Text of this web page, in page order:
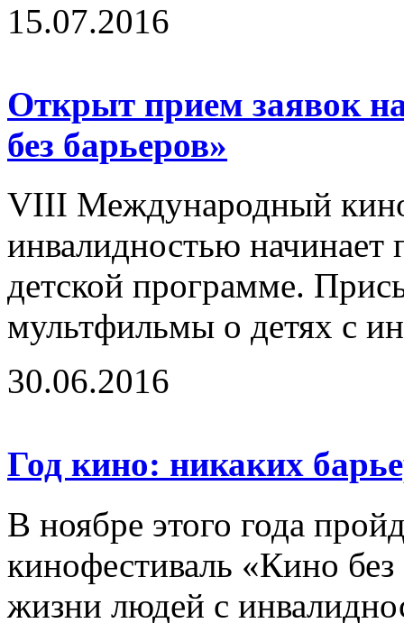
15.07.2016
Открыт прием заявок
без барьеров»
VIII Международный
инвалидностью начинает
детской программе.
мультфильмы о детях с
30.06.2016
Год кино: никаких
В ноябре этого года
кинофестиваль «Кино
жизни людей с